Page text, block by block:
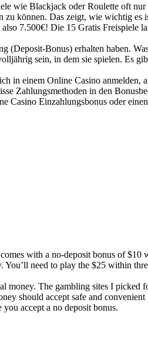
wie Blackjack oder Roulette oft
können. Das zeigt, wie wichtig
7.500€! Die 15 Gratis
(Deposit-Bonus) erhalten haben.
sein, in dem sie spielen. Es
in einem Online Casino
Zahlungsmethoden in den
Casino Einzahlungsbonus oder
with a no-deposit bonus of
need to play the $25 within
The gambling sites I picked
should accept safe and
accept a no deposit bonus.